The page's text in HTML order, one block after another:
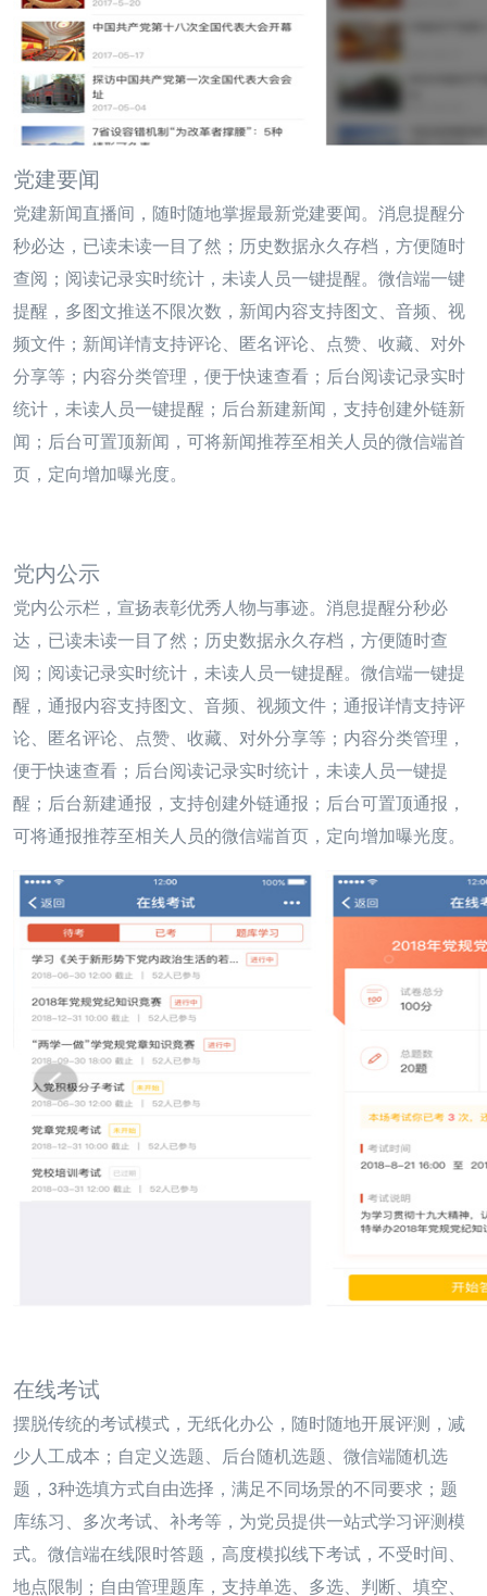
党建要闻
党建新闻直播间，随时随地掌握最新党建要闻。消息提醒分
秒必达，已读未读一目了然；历史数据永久存档，方便随时
查阅；阅读记录实时统计，未读人员一键提醒。 微信端一键
提醒，多图文推送不限次数，新闻内容支持图文、音频、视
频文件； 新闻详情支持评论、匿名评论、点赞、收藏、对外
分享等； 内容分类管理，便于快速查看； 后台阅读记录实时
统计，未读人员一键提醒； 后台新建新闻，支持创建外链新
闻； 后台可置顶新闻，可将新闻推荐至相关人员的微信端首
页，定向增加曝光度。
党内公示
党内公示栏，宣扬表彰优秀人物与事迹。消息提醒分秒必
达，已读未读一目了然；历史数据永久存档，方便随时查
阅；阅读记录实时统计，未读人员一键提醒。 微信端一键提
醒，通报内容支持图文、音频、视频文件； 通报详情支持评
论、匿名评论、点赞、收藏、对外分享等； 内容分类管理，
便于快速查看； 后台阅读记录实时统计，未读人员一键提
醒； 后台新建通报，支持创建外链通报； 后台可置顶通报，
可将通报推荐至相关人员的微信端首页，定向增加曝光度。
在线考试
摆脱传统的考试模式，无纸化办公，随时随地开展评测，减
少人工成本；自定义选题、后台随机选题、 微信端随机选
题，3种选填方式自由选择，满足不同场景的不同要求；题
库练习、多次考试、补考等， 为党员提供一站式学习评测模
式。微信端在线限时答题，高度模拟线下考试，不受时间、
地点限制； 自由管理题库，支持单选、多选、判断、填空、